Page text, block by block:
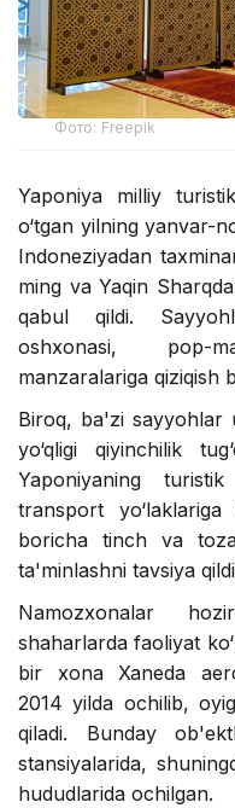
Фото: Freepik
Yaponiya milliy
o‘tgan yilning yanvar-
Indoneziyadan
ming va Yaqin
qabul qildi.
oshxonasi, pop-
manzaralariga qiziqish
Biroq, ba'zi sayyohlar
yo‘qligi qiyinchilik
Yaponiyaning
transport
boricha tinch va
ta'minlashni tavsiya
Namozxonalar
shaharlarda faoliyat
bir xona Xaneda
2014 yilda ochilib,
qiladi. Bunday
stansiyalarida,
hududlarida ochilgan.